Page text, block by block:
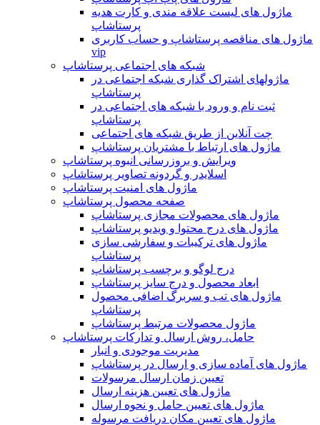
ماژول های لیست علاقه مندی و کارت هدیه
پرستاشاپ
ماژول های مناقصه پرستاشاپ و حساب کاربری
vip
شبکه های اجتماعی پرستاشاپ
ماژولهای اشتراک‌ گذاری شبکه اجتماعی در
پرستاشاپ
ثبت نام و ورود با شبکه های اجتماعی در
پرستاشاپ
چت آنلاین از طریق شبکه های اجتماعی
ماژول های ارتباط با مشتریان پرستاشاپ
ویرایش و بروزرسانی انبوه پرستاشاپ
اسلایدر و گردونه تصاویر پرستاشاپ
ماژول های امنیت پرستاشاپ
صفحه محصول پرستاشاپ
ماژول های محصولات مجازی پرستاشاپ
ماژول های درج محتوا و ویدیو پرستاشاپ
ماژول های ترکیبات و سفارشی سازی
پرستاشاپ
درج لوگو و برچسب پرستاشاپ
ابعاد محصول و درج سایز پرستاشاپ
ماژول های تب و سربرگ اضافی محصول
پرستاشاپ
ماژول محصولات مرتبط پرستاشاپ
حامل، روش ارسال و تدارکات پرستاشاپ
مدیریت موجودی و انبار
ماژول های آماده سازی و ارسال در پرستاشاپ
تعیین زمان ارسال مرسولات
ماژول های تعیین هزینه ارسال
ماژول های تعیین حامل و نحوه ارسال
ماژول های تعیین مکان دریافت مرسوله